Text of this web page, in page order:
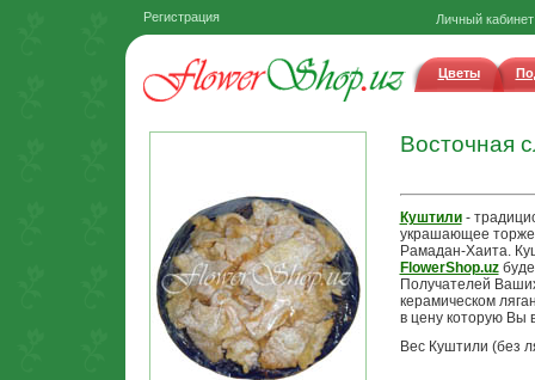
Регистрация Личный кабинет
Цветы
Восточная
Куштили-
украшающее
Рамадан-Хаита.
FlowerShop.uz
Получателей
керамическом
в цену которую Вы
Вес Куштили (без